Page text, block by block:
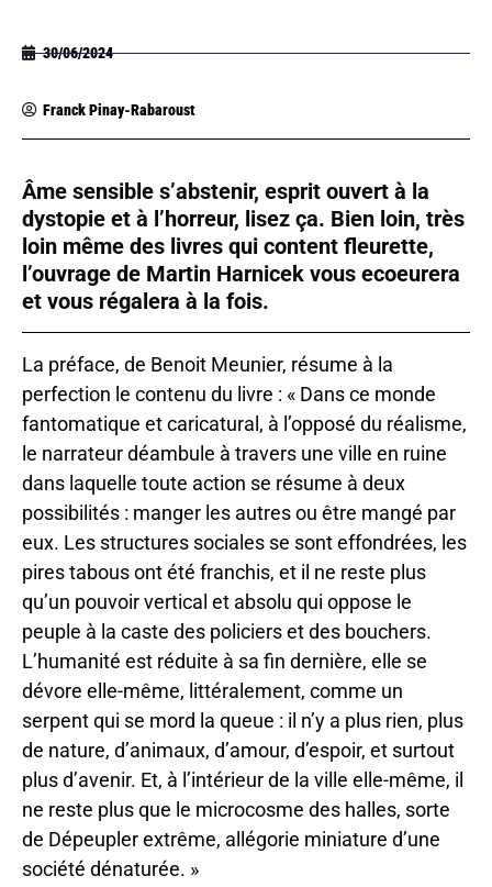
30/06/2024
Franck Pinay-Rabaroust
Âme sensible s’abstenir, esprit ouvert à la
dystopie et à l’horreur, lisez ça. Bien loin, très
loin même des livres qui content fleurette,
l’ouvrage de Martin Harnicek vous ecoeurera
et vous régalera à la fois.
La préface, de Benoit Meunier, résume à la
perfection le contenu du livre : « Dans ce monde
fantomatique et caricatural, à l’opposé du réalisme,
le narrateur déambule à travers une ville en ruine
dans laquelle toute action se résume à deux
possibilités : manger les autres ou être mangé par
eux. Les structures sociales se sont effondrées, les
pires tabous ont été franchis, et il ne reste plus
qu’un pouvoir vertical et absolu qui oppose le
peuple à la caste des policiers et des bouchers.
L’humanité est réduite à sa fin dernière, elle se
dévore elle-même, littéralement, comme un
serpent qui se mord la queue : il n’y a plus rien, plus
de nature, d’animaux, d’amour, d’espoir, et surtout
plus d’avenir. Et, à l’intérieur de la ville elle-même, il
ne reste plus que le microcosme des halles, sorte
de Dépeupler extrême, allégorie miniature d’une
société dénaturée. »